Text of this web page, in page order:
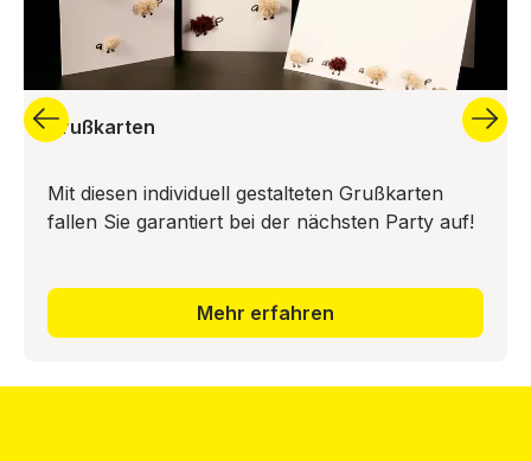
Grußkarten
Mit diesen individuell gestalteten Grußkarten
fallen Sie garantiert bei der nächsten Party auf!
Mehr erfahren